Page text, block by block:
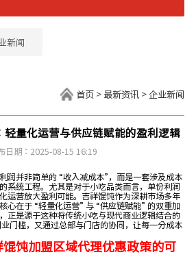
新闻
首页 > 最新资讯 >企业新闻
轻量化运营与供应链赋能的盈利逻辑
日期：2025-08-15 16:19
润并非简单的 “收入减成本”，而是一套涉及成本
系统工程。尤其是对于小吃品类而言，单份利润
运营放大盈利可能。吉祥馄饨作为深耕市场多年
心在于 “轻量化运营” 与 “供应链赋能” 的双重加
正是源于这种将传统小吃与现代商业逻辑结合的
门槛，又通过总部与门店的协同，让每一分成本
饨加盟区域代理优惠政策的可